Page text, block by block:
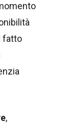
fatto
,